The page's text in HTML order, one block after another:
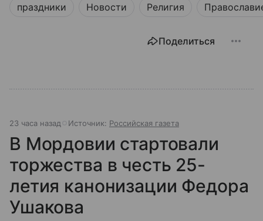
праздники Новости Религия
Поделиться
23 часа назад Источник: Российская газета
В Мордовии стартовали
торжества в честь 25-
летия канонизации Федора
Ушакова